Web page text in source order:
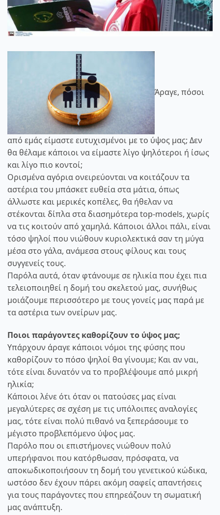
Άραγε, πόσοι
από εμάς είμαστε ευτυχισμένοι με το ύψος μας; Δεν
θα θέλαμε κάποιοι να είμαστε λίγο ψηλότεροι ή ίσως
και λίγο πιο κοντοί;
Ορισμένα αγόρια ονειρεύονται να κοιτάζουν τα
αστέρια του μπάσκετ ευθεία στα μάτια, όπως
άλλωστε και μερικές κοπέλες, θα ήθελαν να
στέκονται δίπλα στα διασημότερα top-models, χωρίς
να τις κοιτούν από χαμηλά. Κάποιοι άλλοι πάλι, είναι
τόσο ψηλοί που νιώθουν κυριολεκτικά σαν τη μύγα
μέσα στο γάλα, ανάμεσα στους φίλους και τους
συγγενείς τους.
Παρόλα αυτά, όταν φτάνουμε σε ηλικία που έχει πια
τελειοποιηθεί η δομή του σκελετού μας, συνήθως
μοιάζουμε περισσότερο με τους γονείς μας παρά με
τα αστέρια των ονείρων μας.
Ποιοι παράγοντες καθορίζουν το ύψος μας;
Υπάρχουν άραγε κάποιοι νόμοι της φύσης που
καθορίζουν το πόσο ψηλοί θα γίνουμε; Και αν ναι,
τότε είναι δυνατόν να το προβλέψουμε από μικρή
ηλικία;
Κάποιοι λένε ότι όταν οι πατούσες μας είναι
μεγαλύτερες σε σχέση με τις υπόλοιπες αναλογίες
μας, τότε είναι πολύ πιθανό να ξεπεράσουμε το
μέγιστο προβλεπόμενο ύψος μας.
Παρόλο που οι επιστήμονες νιώθουν πολύ
υπερήφανοι που κατόρθωσαν, πρόσφατα, να
αποκωδικοποιήσουν τη δομή του γενετικού κώδικα,
ωστόσο δεν έχουν πάρει ακόμη σαφείς απαντήσεις
για τους παράγοντες που επηρεάζουν τη σωματική
μας ανάπτυξη.